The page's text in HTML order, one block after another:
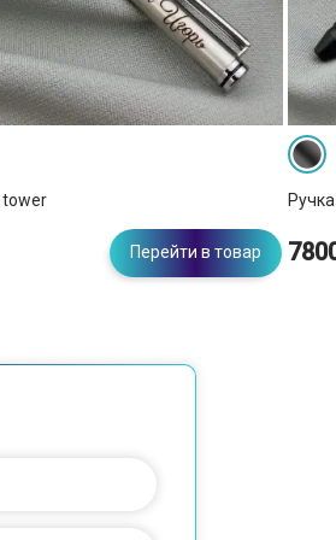
tower
Перейти в товар